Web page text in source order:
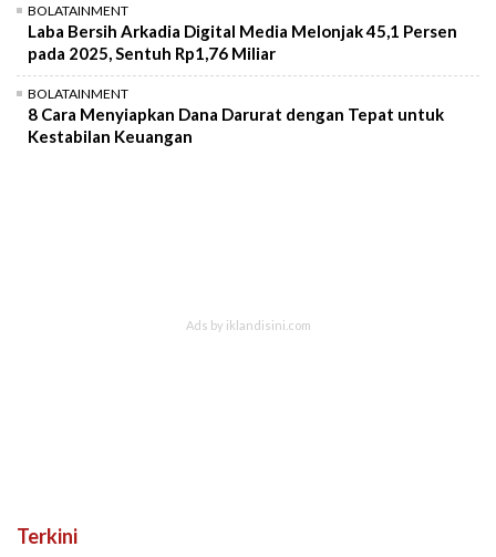
BOLATAINMENT
Laba Bersih Arkadia Digital Media Melonjak 45,1 Persen
pada 2025, Sentuh Rp1,76 Miliar
BOLATAINMENT
8 Cara Menyiapkan Dana Darurat dengan Tepat untuk
Kestabilan Keuangan
Terkini